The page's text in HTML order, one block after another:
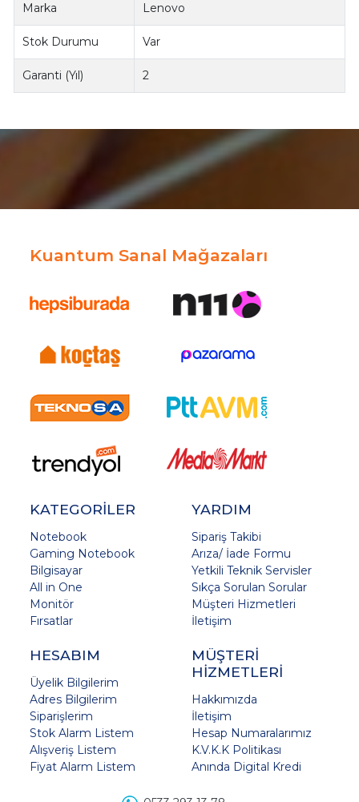
Marka Lenovo
Stok Durumu Var
Garanti (Yıl) 2
Kuantum Sanal Mağazaları
KATEGORİLER
Notebook
Gaming Notebook
Bilgisayar
All in One
Monitör
Fırsatlar
YARDIM
Sipariş Takibi
Arıza/ İade Formu
Yetkili Teknik Servisler
Sıkça Sorulan Sorular
Müşteri Hizmetleri
İletişim
HESABIM
Üyelik Bilgilerim
Adres Bilgilerim
Siparişlerim
Stok Alarm Listem
Alışveriş Listem
Fiyat Alarm Listem
MÜŞTERİ
HİZMETLERİ
Hakkımızda
İletişim
Hesap Numaralarımız
K.V.K.K Politikası
Anında Digital Kredi